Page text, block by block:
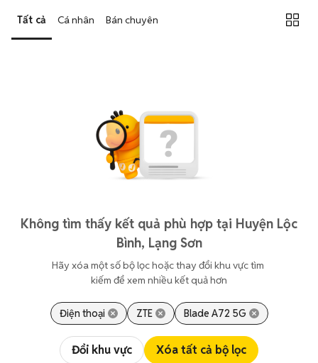
Tất cả Cá nhân Bán chuyên
Không tìm thấy kết quả phù hợp tại Huyện Lộc
Bình, Lạng Sơn
Hãy xóa một số bộ lọc hoặc thay đổi khu vực tìm
kiếm để xem nhiều kết quả hơn
Điện thoại ZTE Blade A72 5G
Đổi khu vực Xóa tất cả bộ lọc